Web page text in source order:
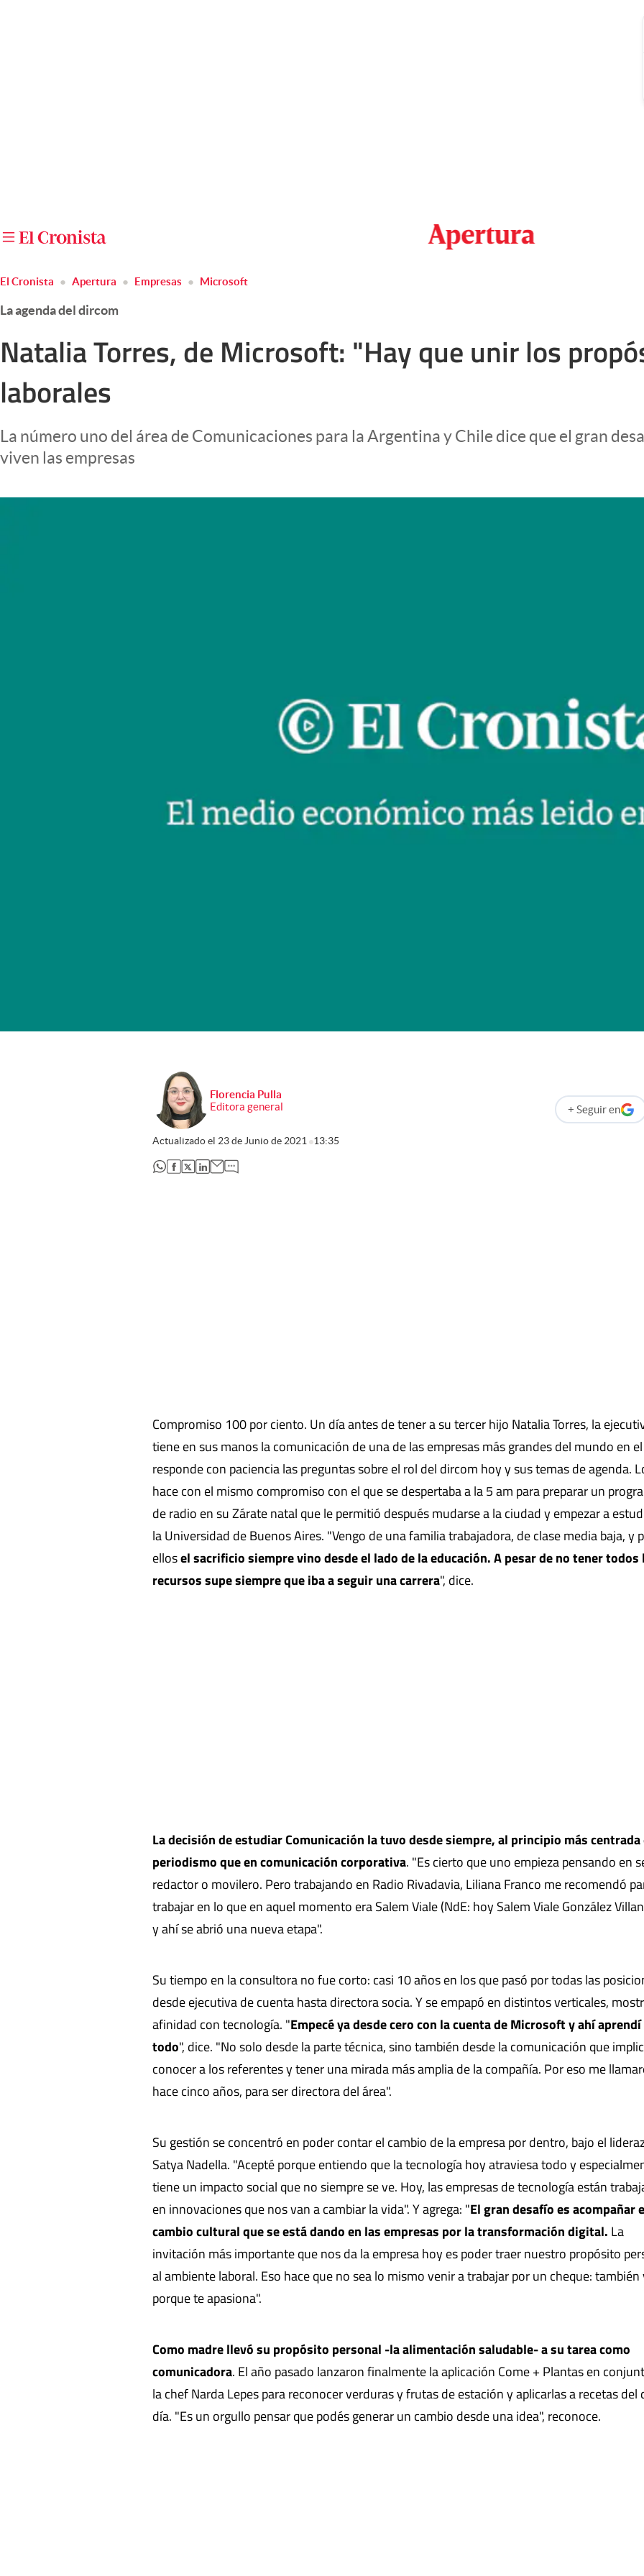
Otras secciones
Clase
Clima
Eventos Corporativos
El Cronista Studio
El Cronista Apertura Empresas Microsoft
La agenda del dircom
Natalia Torres, de Microsoft: "Hay que unir los
laborales
La número uno del área de Comunicaciones para la Argentina y Chile dice que el gran
viven las empresas
Florencia Pulla
Editora general
Actualizado el 23 de Junio de 2021 13:35
+ Seguir en
abre en nueva
abre en nueva pestaña
abre en nueva pestaña
abre en nueva pestaña
abre en nueva pestaña
Compromiso 100 por ciento. Un día antes de tener a su tercer hijo Natalia Torres, la
tiene en sus manos la comunicación de una de las empresas más grandes del mundo en
responde con paciencia las preguntas sobre el rol del dircom hoy y sus temas de agenda.
hace con el mismo compromiso con el que se despertaba a la 5 am para preparar un
de radio en su Zárate natal que le permitió después mudarse a la ciudad y empezar a
la Universidad de Buenos Aires. "Vengo de una familia trabajadora, de clase media baja, y
ellosel sacrificio siempre vino desde el lado de la educación. A pesar de no tener todos
recursos supe siempre que iba a seguir una carrera", dice.
La decisión de estudiar Comunicación la tuvo desde siempre, al principio más centrada
periodismo que en comunicación corporativa. "Es cierto que uno empieza pensando en
redactor o movilero. Pero trabajando en Radio Rivadavia, Liliana Franco me recomendó
trabajar en lo que en aquel momento era Salem Viale (NdE: hoy Salem Viale González
y ahí se abrió una nueva etapa".
Su tiempo en la consultora no fue corto: casi 10 años en los que pasó por todas las
desde ejecutiva de cuenta hasta directora socia. Y se empapó en distintos verticales,
afinidad con tecnología. "Empecé ya desde cero con la cuenta de Microsoft y ahí
todo", dice. "No solo desde la parte técnica, sino también desde la comunicación que
conocer a los referentes y tener una mirada más amplia de la compañía. Por eso me
hace cinco años, para ser directora del área".
Su gestión se concentró en poder contar el cambio de la empresa por dentro, bajo el
Satya Nadella. "Acepté porque entiendo que la tecnología hoy atraviesa todo y
tiene un impacto social que no siempre se ve. Hoy, las empresas de tecnología están
en innovaciones que nos van a cambiar la vida". Y agrega: "El gran desafío es acompañar
cambio cultural que se está dando en las empresas por la transformación digital. La
invitación más importante que nos da la empresa hoy es poder traer nuestro propósito
al ambiente laboral. Eso hace que no sea lo mismo venir a trabajar por un cheque: también
porque te apasiona".
Como madre llevó su propósito personal -la alimentación saludable- a su tarea como
comunicadora. El año pasado lanzaron finalmente la aplicación Come + Plantas en
la chef Narda Lepes para reconocer verduras y frutas de estación y aplicarlas a recetas del
día. "Es un orgullo pensar que podés generar un cambio desde una idea", reconoce.